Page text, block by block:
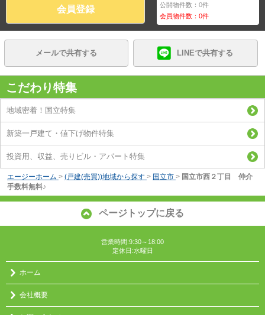
会員登録 公開物件数：0件
会員物件数：0件
メールで共有する LINEで共有する
こだわり特集
地域密着！国立特集
新築一戸建て・値下げ物件特集
投資用、収益、売りビル・アパート特集
エージーホーム > (戸建(売買))地域から探す > 国立市 > 国立市西２丁目 仲介
手数料無料♪
ページトップに戻る
営業時間:9:30～18:00
定休日:水曜日
ホーム
会社概要